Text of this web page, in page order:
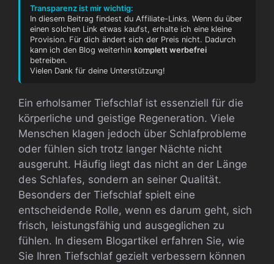
Transparenz ist mir wichtig:
In diesem Beitrag findest du Affiliate-Links. Wenn du über
einen solchen Link etwas kaufst, erhalte ich eine kleine
Provision. Für dich ändert sich der Preis nicht. Dadurch
kann ich den Blog weiterhin komplett werbefrei
betreiben.
Vielen Dank für deine Unterstützung!
Ein erholsamer Tiefschlaf ist essenziell für die
körperliche und geistige Regeneration. Viele
Menschen klagen jedoch über Schlafprobleme
oder fühlen sich trotz langer Nächte nicht
ausgeruht. Häufig liegt das nicht an der Länge
des Schlafes, sondern an seiner Qualität.
Besonders der Tiefschlaf spielt eine
entscheidende Rolle, wenn es darum geht, sich
frisch, leistungsfähig und ausgeglichen zu
fühlen. In diesem Blogartikel erfahren Sie, wie
Sie Ihren Tiefschlaf gezielt verbessern können